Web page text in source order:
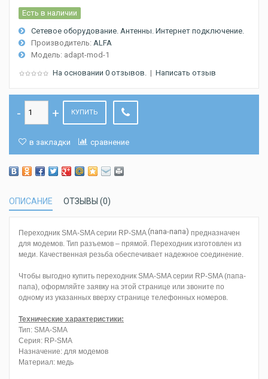
Есть в наличии
Сетевое оборудование. Антенны. Интернет подключение.
Производитель: ALFA
Модель: adapt-mod-1
На основании 0 отзывов. | Написать отзыв
КУПИТЬ
в закладки сравнение
ОПИСАНИЕ ОТЗЫВЫ (0)
Переходник SMA-SMA серии RP-SMA (папа-папа) предназначен
для модемов. Тип разъемов – прямой. Переходник изготовлен из
меди. Качественная резьба обеспечивает надежное соединение.
Чтобы выгодно купить переходник SMA-SMA серии RP-SMA (папа-
папа), оформляйте заявку на этой странице или звоните по
одному из указанных вверху странице телефонных номеров.
Технические характеристики:
Тип: SMA-SMA
Серия: RP-SMA
Назначение: для модемов
Материал: медь